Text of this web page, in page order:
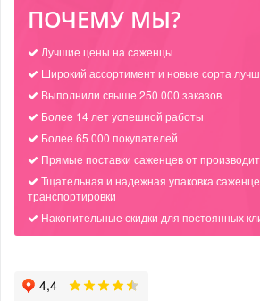
ПОЧЕМУ МЫ?
Лучшие цены на саженцы
Широкий ассортимент и новые сорта
Выполнили свыше 250 000 заказов
Более 14 лет успешной работы
Более 65 000 покупателей
Прямые поставки саженцев от
Тщательная и надежная упаковка
транспортировки
Накопительные скидки для постоянных